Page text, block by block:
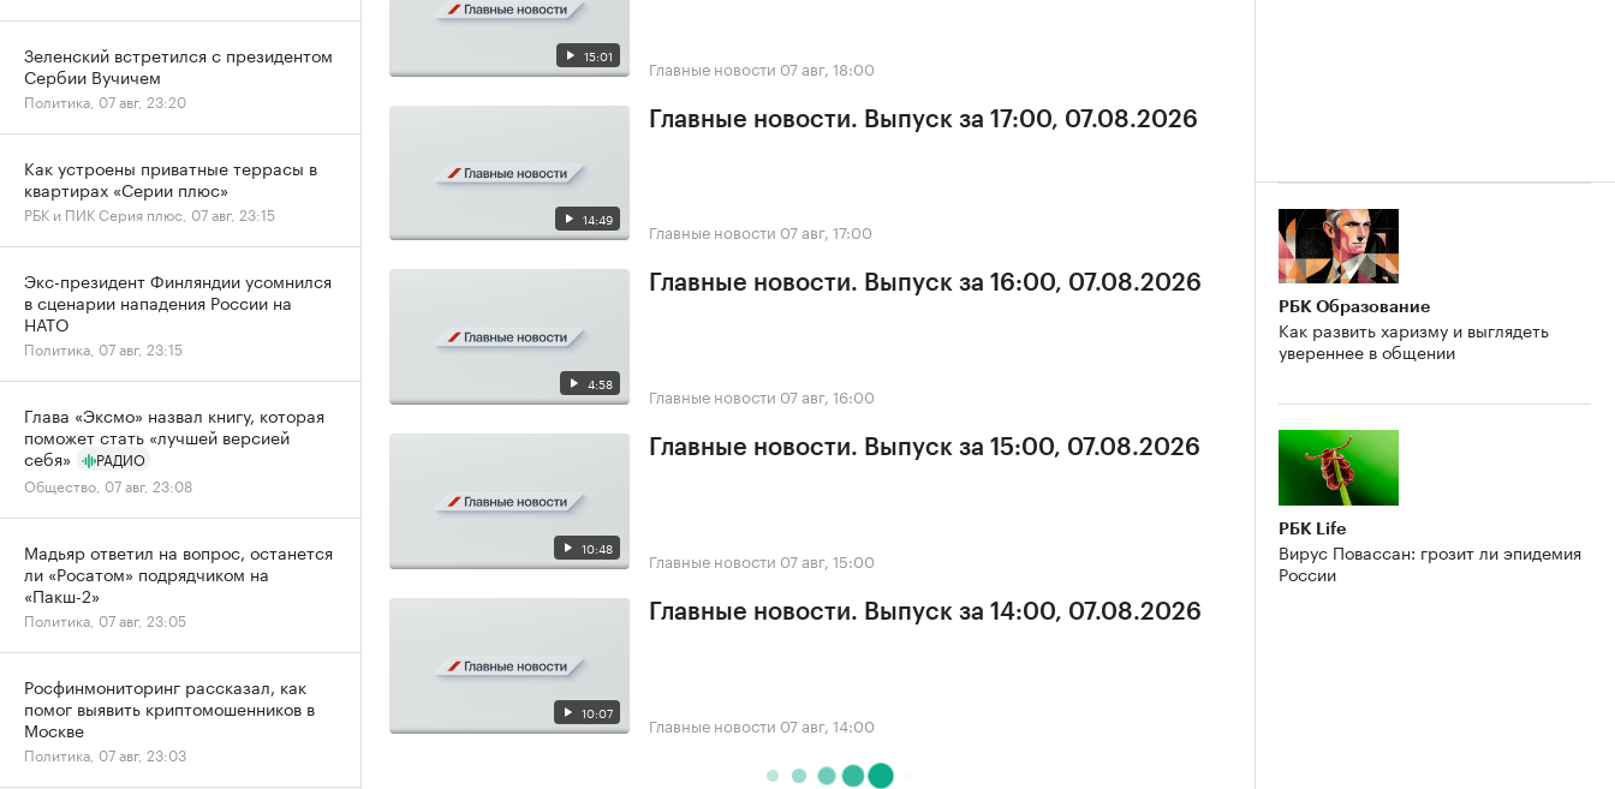
15:01 Главные новости 07 авг, 18:00
14:49
Главные новости. Выпуск за 17:00, 07.08.2026
Главные новости 07 авг, 17:00
4:58
Главные новости. Выпуск за 16:00, 07.08.2026
Главные новости 07 авг, 16:00
10:48
Главные новости. Выпуск за 15:00, 07.08.2026
Главные новости 07 авг, 15:00
10:07
Главные новости. Выпуск за 14:00, 07.08.2026
Главные новости 07 авг, 14:00
РБК Образование
Как развить харизму и выглядеть
увереннее в общении
РБК Life
Вирус Повассан: грозит ли эпидемия
России
Зеленский встретился с президентом
Сербии Вучичем
Политика, 07 авг, 23:20
Как устроены приватные террасы в
квартирах «Серии плюс»
РБК и ПИК Серия плюс, 07 авг, 23:15
Экс-президент Финляндии усомнился
в сценарии нападения России на
НАТО
Политика, 07 авг, 23:15
Глава «Эксмо» назвал книгу, которая
поможет стать «лучшей версией
себя»
РАДИО
Общество, 07 авг, 23:08
Мадьяр ответил на вопрос, останется
ли «Росатом» подрядчиком на
«Пакш-2»
Политика, 07 авг, 23:05
Росфинмониторинг рассказал, как
помог выявить криптомошенников в
Москве
Политика, 07 авг, 23:03